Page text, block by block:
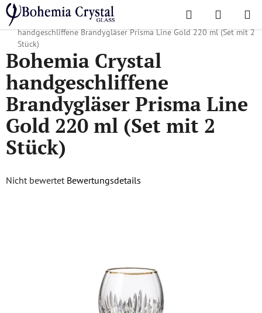
Zum
Inhalt
springen
Suchen
Startseite
/ Lieblingskollektionen /
Bohemia Crystal
handgeschliffene Brandygläser Prisma Line Gold 220 ml (Set mit 2
Stück)
Bohemia Crystal
handgeschliffene
Brandygläser Prisma Line
Gold 220 ml (Set mit 2
Stück)
Die
Nicht bewertet Bewertungsdetails